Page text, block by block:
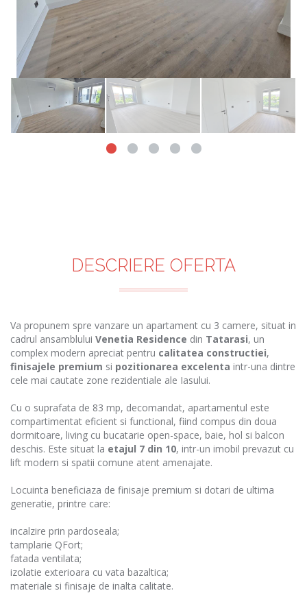
DESCRIERE OFERTA
Va propunem spre vanzare un apartament cu 3 camere, situat in
cadrul ansamblului Venetia Residence din Tatarasi, un
complex modern apreciat pentru calitatea constructiei,
finisajele premium si pozitionarea excelenta intr-una dintre
cele mai cautate zone rezidentiale ale Iasului.
Cu o suprafata de 83 mp, decomandat, apartamentul este
compartimentat eficient si functional, fiind compus din doua
dormitoare, living cu bucatarie open-space, baie, hol si balcon
deschis. Este situat la etajul 7 din 10, intr-un imobil prevazut cu
lift modern si spatii comune atent amenajate.
Locuinta beneficiaza de finisaje premium si dotari de ultima
generatie, printre care:
incalzire prin pardoseala;
tamplarie QFort;
fatada ventilata;
izolatie exterioara cu vata bazaltica;
materiale si finisaje de inalta calitate.